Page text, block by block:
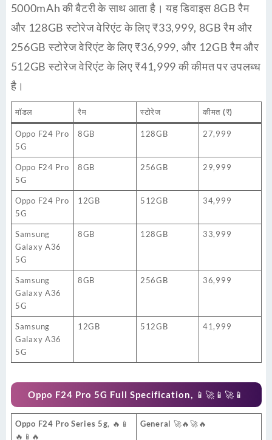
5000mAh की बैटरी के साथ आता है। यह डिवाइस 8GB रैम
और 128GB स्टोरेज वेरिएंट के लिए ₹33,999, 8GB रैम और
256GB स्टोरेज वेरिएंट के लिए ₹36,999, और 12GB रैम और
512GB स्टोरेज वेरिएंट के लिए ₹41,999 की कीमत पर उपलब्ध
है।
मॉडल रैम स्टोरेज कीमत (₹)
Oppo F24 Pro
5G
8GB 128GB 27,999
Oppo F24 Pro
5G
8GB 256GB 29,999
Oppo F24 Pro
5G
12GB 512GB 34,999
Samsung
Galaxy A36
5G
8GB 128GB 33,999
Samsung
Galaxy A36
5G
8GB 256GB 36,999
Samsung
Galaxy A36
5G
12GB 512GB 41,999
Oppo F24 Pro 5G Full Specification, 📱🚀📱🚀📱
Oppo F24 Pro Series 5g, 🔥📱
🔥📱🔥
General 🚀🔥🚀🔥